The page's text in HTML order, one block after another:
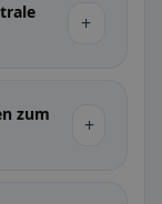
+
zum
+